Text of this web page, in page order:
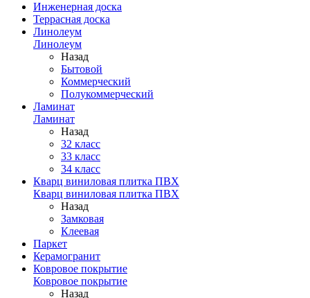
Инженерная доска
Террасная доска
Линолеум
Линолеум
Назад
Бытовой
Коммерческий
Полукоммерческий
Ламинат
Ламинат
Назад
32 класс
33 класс
34 класс
Кварц виниловая плитка ПВХ
Кварц виниловая плитка ПВХ
Назад
Замковая
Клеевая
Паркет
Керамогранит
Ковровое покрытие
Ковровое покрытие
Назад